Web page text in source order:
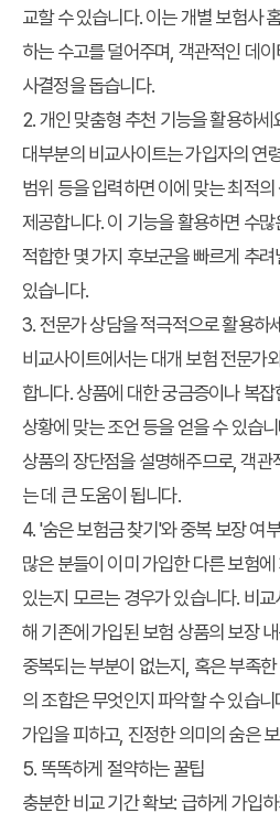
교할 수 있습니다. 이는 개별 보험사
하는 수고를 덜어주며, 객관적인 데
사결정을 돕습니다.
2. 개인 맞춤형 추천 기능을 활용하세
대부분의 비교사이트는 가입자의 연
범위 등을 입력하면 이에 맞는 최적
제공합니다. 이 기능을 활용하면 수
적합한 몇 가지 후보군을 빠르게 추
있습니다.
3. 전문가 상담을 적극적으로 활용하
비교사이트에서는 대개 보험 전문가
합니다. 상품에 대한 궁금증이나 복
상황에 맞는 조언 등을 얻을 수 있습
상품의 장단점을 설명해주므로, 객
는 데 큰 도움이 됩니다.
4. '숨은 보험금 찾기'와 중복 보장 여
많은 분들이 이미 가입한 다른 보험
있는지 모르는 경우가 있습니다. 비
해 기존에 가입된 보험 상품의 보장
중복되는 부분이 없는지, 혹은 부족
의 조합은 무엇인지 파악할 수 있습
가입을 피하고, 진정한 의미의 숨은
5. 똑똑하게 절약하는 꿀팁
충분한 비교 기간 확보: 급하게 가입